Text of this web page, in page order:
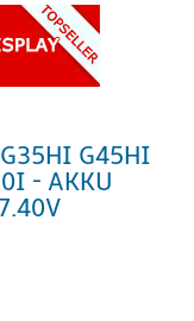
G45HI
- AKKU